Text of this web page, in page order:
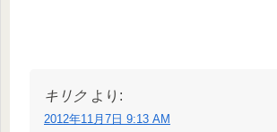
キリク より:
2012年11月7日 9:13 AM